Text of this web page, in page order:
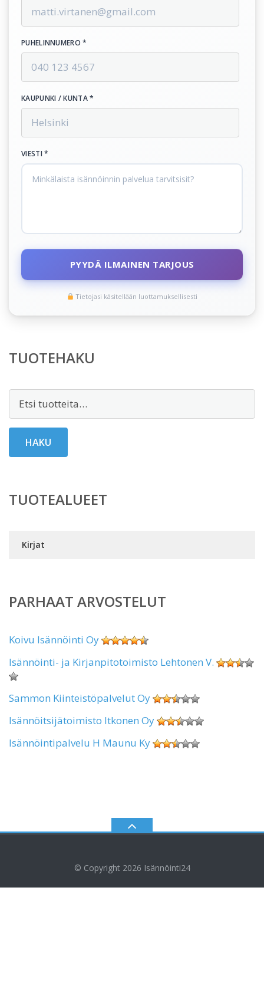
PUHELINNUMERO *
KAUPUNKI / KUNTA *
VIESTI *
PYYDÄ ILMAINEN TARJOUS
Tietojasi käsitellään luottamuksellisesti
TUOTEHAKU
Etsi:
HAKU
TUOTEALUEET
Kirjat
PARHAAT ARVOSTELUT
Koivu Isännöinti Oy
Isännöinti- ja Kirjanpitotoimisto Lehtonen V.
Sammon Kiinteistöpalvelut Oy
Isännöitsijätoimisto Itkonen Oy
Isännöintipalvelu H Maunu Ky
© Copyright 2026 Isännöinti24